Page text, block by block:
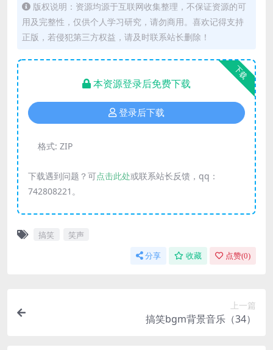
版权说明：资源均源于互联网收集整理，不保证资源的可
用及完整性，仅供个人学习研究，请勿商用。喜欢记得支持
正版，若侵犯第三方权益，请及时联系站长删除！
下载
本资源登录后免费下载
登录后下载
格式: ZIP
下载遇到问题？可点击此处或联系站长反馈，qq：
742808221。
搞笑 笑声
分享 收藏 点赞(0)
上一篇
搞笑bgm背景音乐（34）